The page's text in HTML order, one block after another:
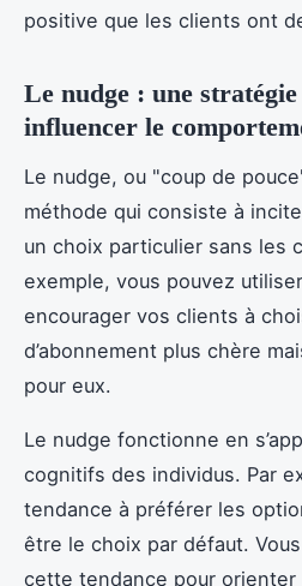
positive que les clients ont
Le nudge : une
influencer le
Le nudge, ou "coup de
méthode qui consiste à
un choix particulier sans les
exemple, vous pouvez
encourager vos clients à
d’abonnement plus chère
pour eux.
Le nudge fonctionne en
cognitifs des individus. Par
tendance à préférer les
être le choix par défaut.
cette tendance pour orienter